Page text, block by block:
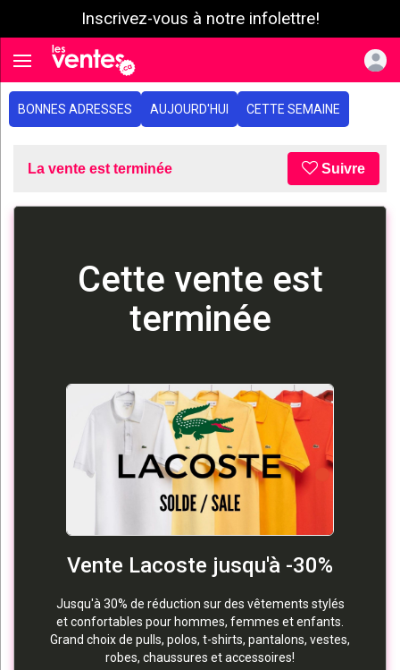
Inscrivez-vous à notre infolettre!
Toggle navigation
BONNES ADRESSES AUJOURD'HUI CETTE SEMAINE
La vente est terminée Suivre
Cette vente est
terminée
Vente Lacoste jusqu'à -30%
Jusqu'à 30% de réduction sur des vêtements stylés
et confortables pour hommes, femmes et enfants.
Grand choix de pulls, polos, t-shirts, pantalons, vestes,
robes, chaussures et accessoires!